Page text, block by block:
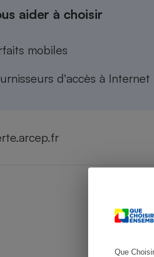
Que
aider à choisir
mobiles
d'accès à Internet